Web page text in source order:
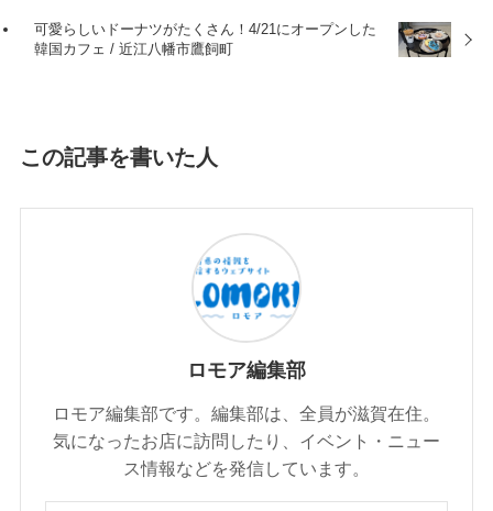
可愛らしいドーナツがたくさん！4/21にオープンした
韓国カフェ / 近江八幡市鷹飼町
この記事を書いた人
ロモア編集部
ロモア編集部です。編集部は、全員が滋賀在住。
気になったお店に訪問したり、イベント・ニュー
ス情報などを発信しています。